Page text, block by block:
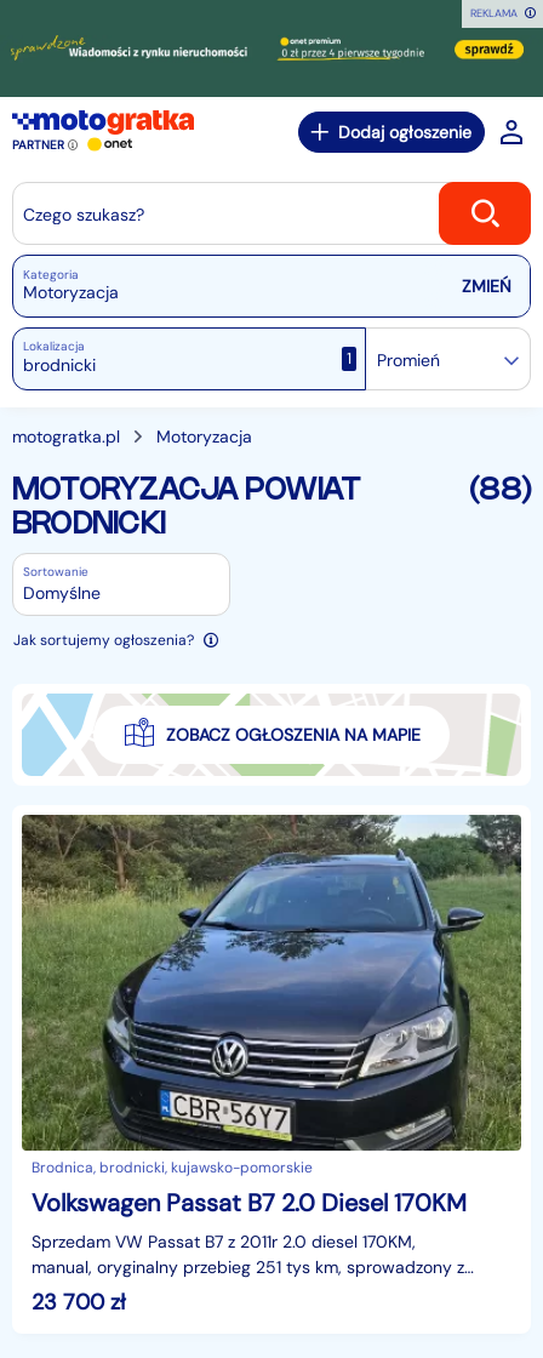
REKLAMA
PARTNER
Dodaj ogłoszenie
Czego szukasz?
Kategoria
Motoryzacja
Lokalizacja
1 Promień
motogratka.pl Motoryzacja
MOTORYZACJA POWIAT
BRODNICKI
(88)
Sortowanie
Domyślne
Jak sortujemy ogłoszenia?
ZOBACZ OGŁOSZENIA NA MAPIE
Brodnica, brodnicki, kujawsko-pomorskie
Volkswagen Passat B7 2.0 Diesel 170KM
Sprzedam VW Passat B7 z 2011r 2.0 diesel 170KM,
manual, oryginalny przebieg 251 tys km, sprowadzony z
Niemiec w 2016r - I wl. w Polsce, stan techniczn
23 700zł